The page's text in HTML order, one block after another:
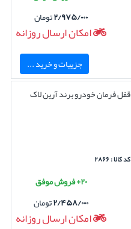
۲/۹۷۵/۰۰۰تومان
امکان ارسال روزانه
جزییات و خرید ...
قفل فرمان خودرو برند آرین لاک
کد کالا : ۲۸۶۶
۲۰+ فروش موفق
۲/۴۵۸/۰۰۰تومان
امکان ارسال روزانه